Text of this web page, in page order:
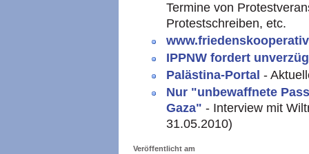
Termine von
Protestschreiben, etc.
IPPNW fordert
Palästina-Portal -
Nur "unbewaffnete
Gaza" - Interview mit
31.05.2010)
Veröffentlicht am